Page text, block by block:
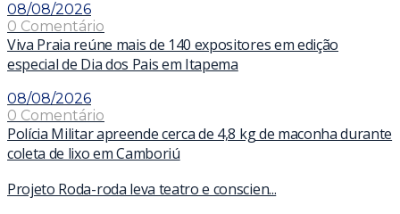
08/08/2026
0 Comentário
Viva Praia reúne mais de 140 expositores em edição
especial de Dia dos Pais em Itapema
08/08/2026
0 Comentário
Polícia Militar apreende cerca de 4,8 kg de maconha durante
coleta de lixo em Camboriú
Projeto Roda-roda leva teatro e conscien...